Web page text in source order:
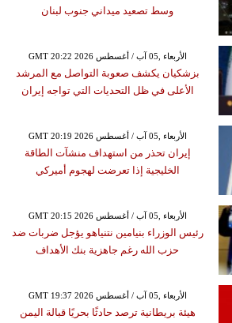
وسط تصعيد ميداني جنوب لبنان
GMT 20:22 2026 الأربعاء ,05 آب / أغسطس
بزشكيان يكشف صعوبة التواصل مع المرشد
الأعلى في ظل التحديات التي تواجه إيران
GMT 20:19 2026 الأربعاء ,05 آب / أغسطس
إيران تحذر من استهداف منشآت الطاقة
الخليجية إذا تعرضت لهجوم أميركي
GMT 20:15 2026 الأربعاء ,05 آب / أغسطس
رئيس الوزراء بنيامين نتنياهو يؤجل ضربات ضد
حزب الله رغم جاهزية بنك الأهداف
GMT 19:37 2026 الأربعاء ,05 آب / أغسطس
هيئة بريطانية ترصد حادثًا بحريًا قبالة اليمن